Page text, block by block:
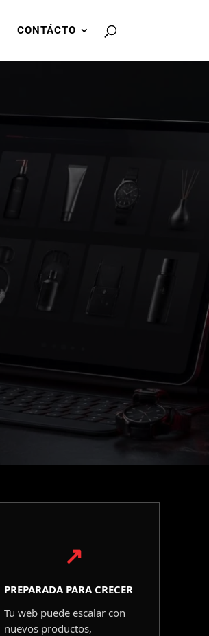
CONTÁCTO
↗
PREPARADA PARA CRECER
Tu web puede escalar con
nuevos productos,